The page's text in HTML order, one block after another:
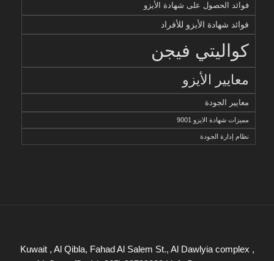
فوائد الحصول على شهادة الأيزو
فوائد شهادة الأيزو للأفراد
كواليتي فيجن
معايير الأيزو
معايير الجودة
مميزات شهادة الايزو 9001
نظام إدارة الجودة
Kuwait , Al Qibla, Fahad Al Salem St., Al Dawlyia complex ,